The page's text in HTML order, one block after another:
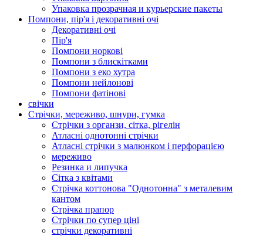
Упаковка прозрачная и курьерские пакеты
Помпони, пір'я і декоративні очі
Декоративні очі
Пір'я
Помпони норкові
Помпони з блискітками
Помпони з еко хутра
Помпони нейлонові
Помпони фатінові
свічки
Стрічки, мереживо, шнури, гумка
Стрічки з органзи, сітка, рігелін
Атласні однотонні стрічки
Атласні стрічки з малюнком і перфорацією
мереживо
Резинка и липучка
Сітка з квітами
Стрічка коттонова "Однотонна" з металевим
кантом
Стрічка прапор
Стрічки по супер ціні
стрічки декоративні